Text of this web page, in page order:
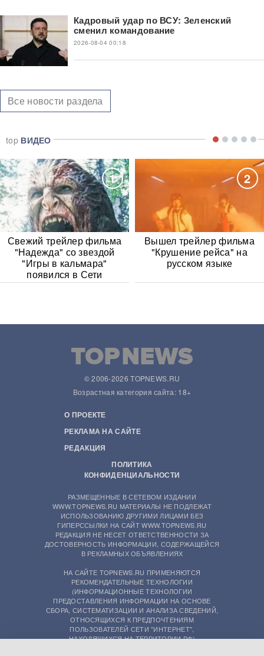
Кадровый удар по ВСУ: Зеленский
сменил командование
2026-08-04 00:18
Все новости раздела
top ВИДЕО
1
Свежий трейлер фильма
"Надежда" со звездой
"Игры в кальмара"
появился в Сети
2
Вышел трейлер фильма
"Крушение рейса" на
русском языке
© 2006-2026 TOPNEWS.RU
Возрастная категория сайта: 18+
О ПРОЕКТЕ
РЕКЛАМА НА САЙТЕ
РЕДАКЦИЯ
ПОЛИТИКА
КОНФИДЕНЦИАЛЬНОСТИ
РАЗМЕЩЕННЫЕ В СЕТЕВОМ ИЗДАНИИ
WWW.TOPNEWS.RU МАТЕРИАЛЫ НЕ ПОДЛЕЖАТ
ИСПОЛЬЗОВАНИЮ ДРУГИМИ ЛИЦАМИ БЕЗ
ГИПЕРССЫЛКИ НА САЙТ WWW.TOPNEWS.RU
РЕДАКЦИЯ НЕ НЕСЕТ ОТВЕТСТВЕННОСТИ ЗА
ДОСТОВЕРНОСТЬ ИНФОРМАЦИИ, СОДЕРЖАЩЕЙСЯ
В РЕКЛАМНЫХ ОБЪЯВЛЕНИЯХ
НА САЙТЕ TOPNEWS.RU ПРИМЕНЯЮТСЯ
РЕКОМЕНДАТЕЛЬНЫЕ ТЕХНОЛОГИИ
(ИНФОРМАЦИОННЫЕ ТЕХНОЛОГИИ
ПРЕДОСТАВЛЕНИЯ ИНФОРМАЦИИ НА ОСНОВЕ
СБОРА, СИСТЕМАТИЗАЦИИ И АНАЛИЗА СВЕДЕНИЙ,
ОТНОСЯЩИХСЯ К ПРЕДПОЧТЕНИЯМ
ПОЛЬЗОВАТЕЛЕЙ СЕТИ "ИНТЕРНЕТ",
НАХОДЯЩИХСЯ НА ТЕРРИТОРИИ РФ)